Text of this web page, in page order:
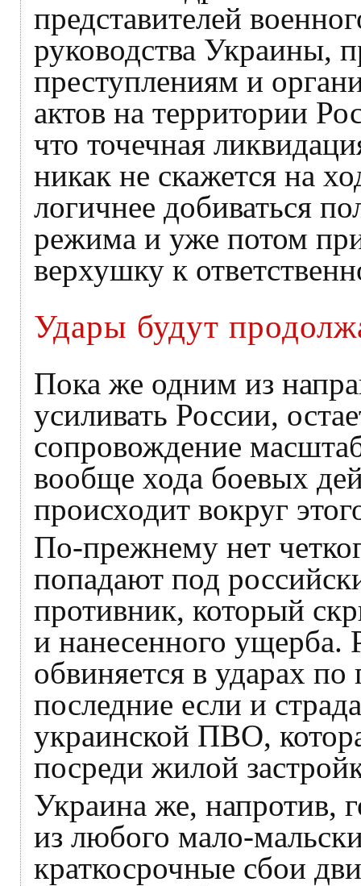
представителей
руководства Украины,
преступлениям и
актов на территории
что точечная
никак не скажется на
логичнее добиваться
режима и уже потом
верхушку к
Удары будут
Пока же одним из
усиливать России,
сопровождение
вообще хода боевых
происходит вокруг
По-прежнему нет
попадают под
противник, который
и нанесенного ущерба.
обвиняется в ударах
последние если и
украинской ПВО,
посреди жилой
Украина же, напротив,
из любого мало-
краткосрочные сбои